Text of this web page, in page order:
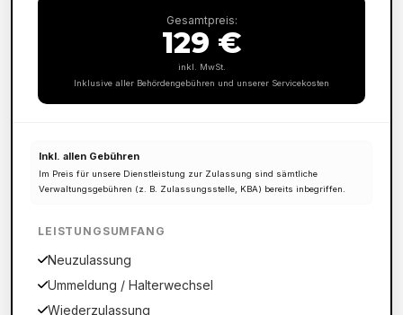
Gesamtpreis:
129 €
inkl. MwSt.
Inklusive aller Behördengebühren und unserer Servicekosten
Inkl. allen Gebühren
Im Preis für unsere Dienstleistung zur Zulassung sind sämtliche
Verwaltungsgebühren (z. B. Zulassungsstelle, KBA) bereits inbegriffen.
LEISTUNGSUMFANG
Neuzulassung
Ummeldung / Halterwechsel
Wiederzulassung